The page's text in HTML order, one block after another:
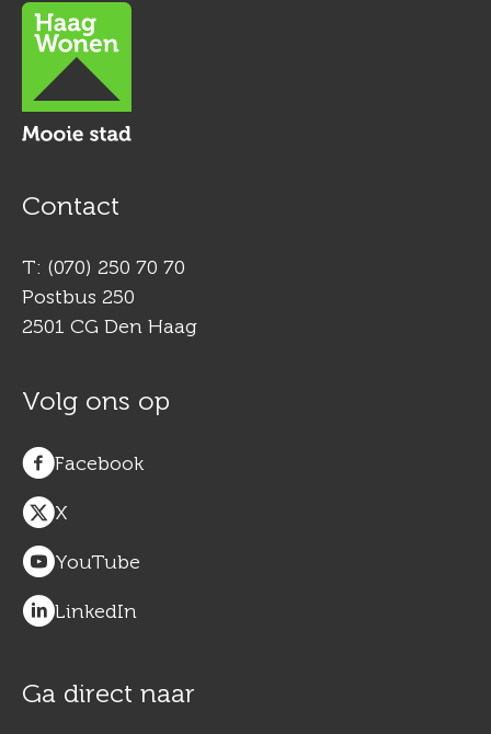
Contactinformatie
Contact
T: (070) 250 70 70
Postbus 250
2501 CG Den Haag
Volg ons op
Facebook
X
YouTube
LinkedIn
Ga direct naar